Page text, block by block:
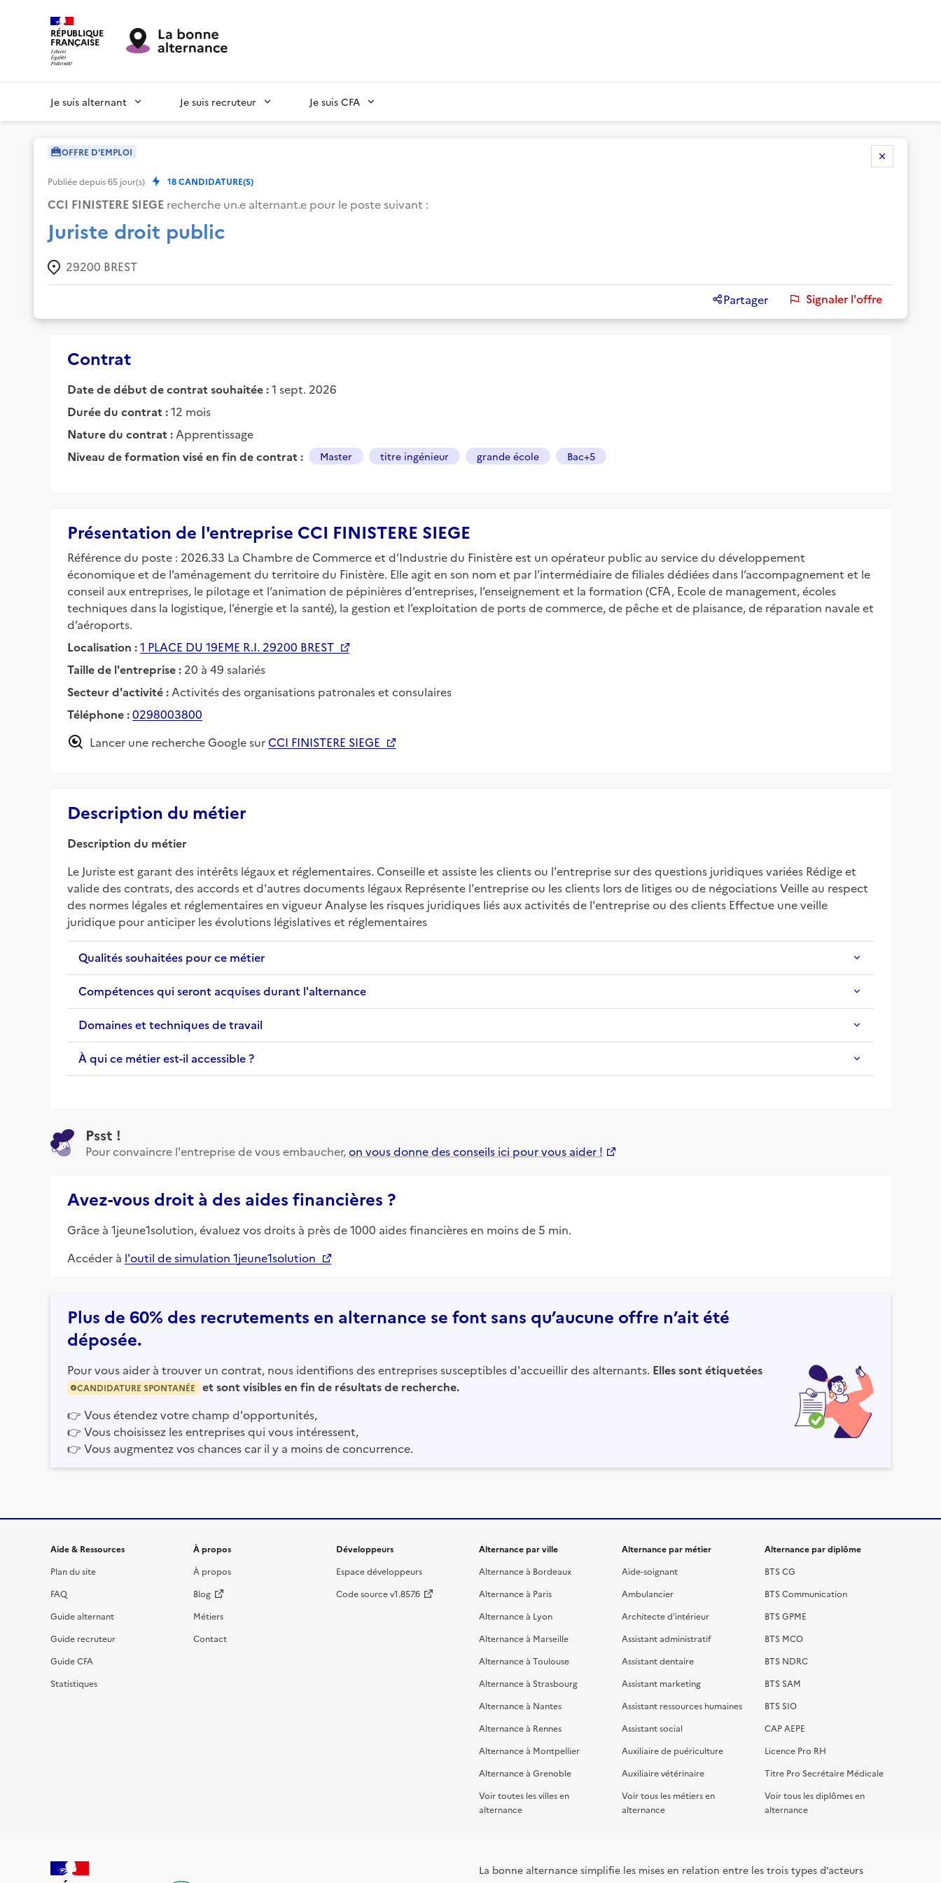
RÉPUBLIQUE
FRANÇAISE
Je suis alternant Je suis recruteur Je suis CFA
OFFRE D'EMPLOI
Publiée depuis65 jour(s) 18CANDIDATURE(S)
CCI FINISTERE SIEGE recherche un.e alternant.e pour le poste suivant :
Juriste droit public
29200 BREST
Partager Signaler l'offre
Contrat
Date de début de contrat souhaitée :1 sept. 2026
Durée du contrat :12 mois
Nature du contrat : Apprentissage
Niveau de formation visé en fin de contrat :
Master titre ingénieur grande école Bac+5
Présentation de l'entreprise CCI FINISTERE SIEGE
Référence du poste : 2026.33 La Chambre de Commerce et d’Industrie du Finistère est un opérateur public au service du développement
économique et de l’aménagement du territoire du Finistère. Elle agit en son nom et par l’intermédiaire de filiales dédiées dans l’accompagnement et le
conseil aux entreprises, le pilotage et l’animation de pépinières d’entreprises, l’enseignement et la formation (CFA, Ecole de management, écoles
techniques dans la logistique, l’énergie et la santé), la gestion et l’exploitation de ports de commerce, de pêche et de plaisance, de réparation navale et
d’aéroports.
Localisation :1 PLACE DU 19EME R.I. 29200 BREST
Taille de l'entreprise : 20 à 49 salariés
Secteur d'activité : Activités des organisations patronales et consulaires
Téléphone :0298003800
Lancer une recherche Google surCCI FINISTERE SIEGE
Description du métier
Description du métier
Le Juriste est garant des intérêts légaux et réglementaires. Conseille et assiste les clients ou l'entreprise sur des questions juridiques variées Rédige et
valide des contrats, des accords et d'autres documents légaux Représente l'entreprise ou les clients lors de litiges ou de négociations Veille au respect
des normes légales et réglementaires en vigueur Analyse les risques juridiques liés aux activités de l'entreprise ou des clients Effectue une veille
juridique pour anticiper les évolutions législatives et réglementaires
Qualités souhaitées pour ce métier
Compétences qui seront acquises durant l'alternance
Domaines et techniques de travail
À qui ce métier est-il accessible ?
Psst !
Pour convaincre l'entreprise de vous embaucher,on vous donne des conseils ici pour vous aider !
Avez-vous droit à des aides financières ?
Grâce à 1jeune1solution, évaluez vos droits à près de 1000 aides financières en moins de 5 min.
Accéder à l'outil de simulation 1jeune1solution
Plus de 60% des recrutements en alternance se font sans qu’aucune offre n’ait été
déposée.
Pour vous aider à trouver un contrat, nous identifions des entreprises susceptibles d'accueillir des alternants. Elles sont étiquetées
CANDIDATURE SPONTANÉE
et sont visibles en fin de résultats de recherche.
👉 Vous étendez votre champ d'opportunités,
👉 Vous choisissez les entreprises qui vous intéressent,
👉 Vous augmentez vos chances car il y a moins de concurrence.
Informations et liens du site
Aide & Ressources
Plan du site
FAQ
Guide alternant
Guide recruteur
Guide CFA
Statistiques
À propos
À propos
Blog
Métiers
Contact
Développeurs
Espace développeurs
Code source v1.857.6
Alternance par ville
Alternance à Bordeaux
Alternance à Paris
Alternance à Lyon
Alternance à Marseille
Alternance à Toulouse
Alternance à Strasbourg
Alternance à Nantes
Alternance à Rennes
Alternance à Montpellier
Alternance à Grenoble
Voir toutes les villes en
alternance
Alternance par métier
Aide-soignant
Ambulancier
Architecte d'intérieur
Assistant administratif
Assistant dentaire
Assistant marketing
Assistant ressources humaines
Assistant social
Auxiliaire de puériculture
Auxiliaire vétérinaire
Voir tous les métiers en
alternance
Alternance par diplôme
BTS CG
BTS Communication
BTS GPME
BTS MCO
BTS NDRC
BTS SAM
BTS SIO
CAP AEPE
Licence Pro RH
Titre Pro Secrétaire Médicale
Voir tous les diplômes en
alternance
La bonne alternance simplifie les mises en relation entre les trois types d’acteurs